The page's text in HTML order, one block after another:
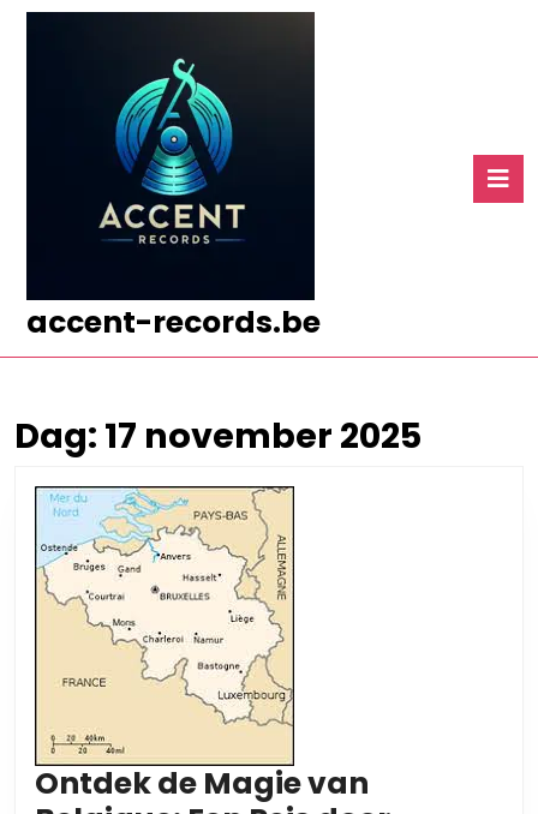
accent-records.be
Dag: 17 november 2025
Ontdek de Magie van